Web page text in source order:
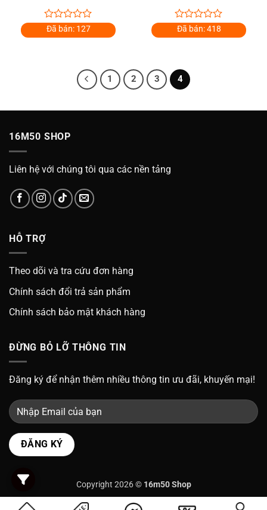
0
out
Đã bán: 127
0
out
Đã bán: 418
1 2 3 4
16M50 SHOP
Liên hệ với chúng tôi qua các nền tảng
HỖ TRỢ
Theo dõi và tra cứu đơn hàng
Chính sách đổi trả sản phẩm
Chính sách bảo mật khách hàng
ĐỪNG BỎ LỠ THÔNG TIN
Đăng ký để nhận thêm nhiều thông tin ưu đãi, khuyến mại!
Copyright 2026 © 16m50 Shop